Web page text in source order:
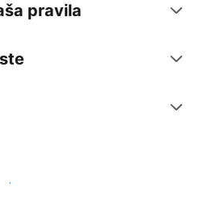
pravila
prek naše platforme